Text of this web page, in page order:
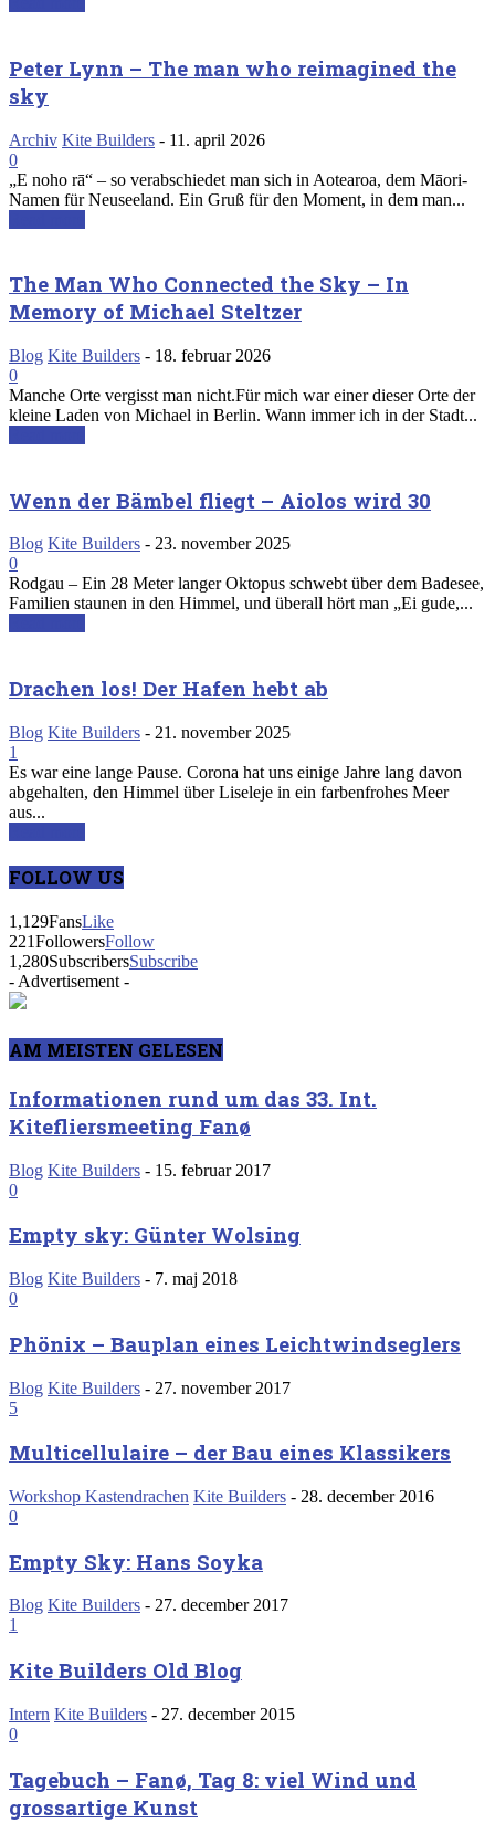
Peter Lynn – The man who reimagined the
sky
Archiv Kite Builders - 11. april 2026
0
„E noho rā“ – so verabschiedet man sich in Aotearoa, dem Māori-
Namen für Neuseeland. Ein Gruß für den Moment, in dem man...
The Man Who Connected the Sky – In
Memory of Michael Steltzer
Blog Kite Builders - 18. februar 2026
0
Manche Orte vergisst man nicht.Für mich war einer dieser Orte der
kleine Laden von Michael in Berlin. Wann immer ich in der Stadt...
Wenn der Bämbel fliegt – Aiolos wird 30
Blog Kite Builders - 23. november 2025
0
Rodgau – Ein 28 Meter langer Oktopus schwebt über dem Badesee,
Familien staunen in den Himmel, und überall hört man „Ei gude,...
Drachen los! Der Hafen hebt ab
Blog Kite Builders - 21. november 2025
1
Es war eine lange Pause. Corona hat uns einige Jahre lang davon
abgehalten, den Himmel über Liseleje in ein farbenfrohes Meer
aus...
FOLLOW US
1,129FansLike
221FollowersFollow
1,280SubscribersSubscribe
- Advertisement -
AM MEISTEN GELESEN
Informationen rund um das 33. Int.
Kitefliersmeeting Fanø
Blog Kite Builders - 15. februar 2017
0
Empty sky: Günter Wolsing
Blog Kite Builders - 7. maj 2018
0
Phönix – Bauplan eines Leichtwindseglers
Blog Kite Builders - 27. november 2017
5
Multicellulaire – der Bau eines Klassikers
Workshop Kastendrachen Kite Builders - 28. december 2016
0
Empty Sky: Hans Soyka
Blog Kite Builders - 27. december 2017
1
Kite Builders Old Blog
Intern Kite Builders - 27. december 2015
0
Tagebuch – Fanø, Tag 8: viel Wind und
grossartige Kunst